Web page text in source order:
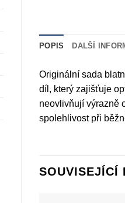
POPIS DALŠÍ
Originální sada
díl, který zajišťuje
neovlivňují výrazně
spolehlivost při
SOUVISEJÍCÍ